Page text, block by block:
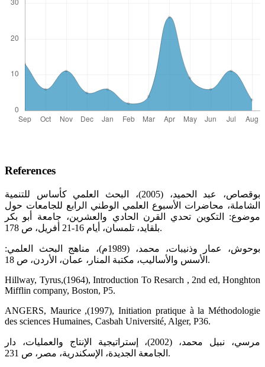
References
بوقصاص، عبد الحميد، (2005)، البحث العلمي كأساس للتنمية
الشاملة، محاضرات الأسبوع العلمي الوطني الرابع للجامعات حول
موضوع: التكوين تحدي القرن الحادي والعشرين، جامعة أبو بكر
بلقايد، تلمسان، أيام 16-21 أفريل، ص 178.
بوحوش، عمار وذنيبات، محمد، (1989م)، مناهج البحث العلمي:
الأسس والأساليب، مكتبة المنار، عمان، الأردن، ص 18.
Hillway, Tyrus,(1964), Introduction To Resarch , 2nd ed, Honghton
Mifflin company, Boston, P5.
ANGERS, Maurice ,(1997), Initiation pratique à la Méthodologie
des sciences Humaines, Casbah Université, Alger, P36.
مرسي، نبيل محمد، (2002)، إستراتيجية الإنتاج والعمليات، دار
الجامعة الجديدة، الإسكندرية، مصر، ص 231.